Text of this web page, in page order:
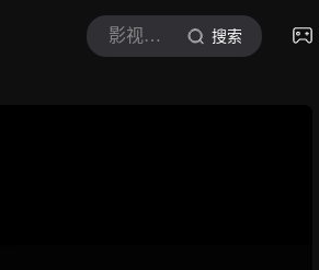
影视赏颜 搜索